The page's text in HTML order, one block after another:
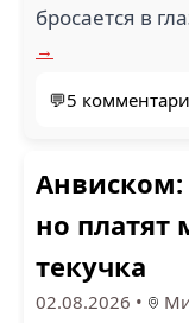
бросается в
→
💬5
но
текучка
02.08.2026 •